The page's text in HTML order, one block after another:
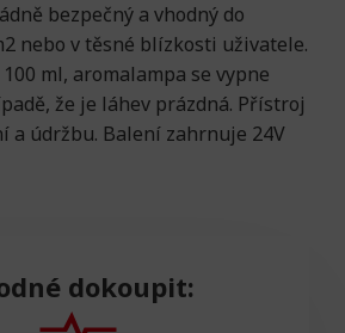
bezpečný a vhodný do
nebo v těsné blízkosti uživatele.
ml, aromalampa se vypne
že je láhev prázdná. Přístroj
a údržbu. Balení zahrnuje 24V
dokoupit: